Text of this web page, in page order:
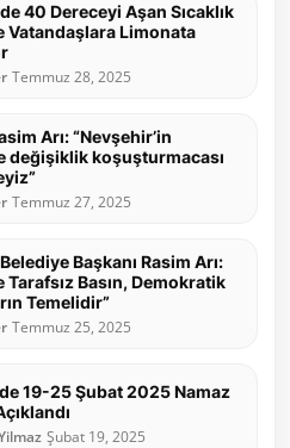
40 Dereceyi Aşan Sıcaklık
Vatandaşlara Limonata
Temmuz 28, 2025
Arı: “Nevşehir’in
değişiklik koşuşturmacası
Temmuz 27, 2025
Başkanı Rasim Arı:
Tarafsız Basın, Demokratik
Temelidir”
Temmuz 25, 2025
19-25 Şubat 2025 Namaz
Şubat 19, 2025